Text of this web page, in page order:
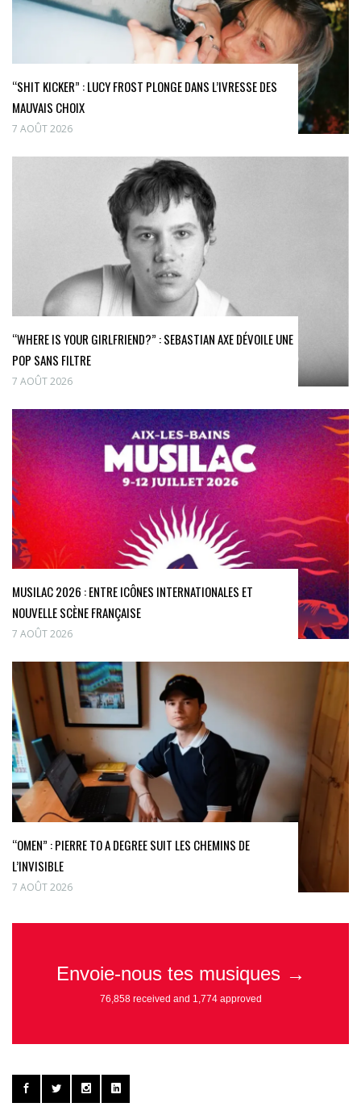
“SHIT KICKER” : LUCY FROST PLONGE DANS L’IVRESSE DES
MAUVAIS CHOIX
7 AOÛT 2026
“WHERE IS YOUR GIRLFRIEND?” : SEBASTIAN AXE DÉVOILE UNE
POP SANS FILTRE
7 AOÛT 2026
MUSILAC 2026 : ENTRE ICÔNES INTERNATIONALES ET
NOUVELLE SCÈNE FRANÇAISE
7 AOÛT 2026
“OMEN” : PIERRE TO A DEGREE SUIT LES CHEMINS DE
L’INVISIBLE
7 AOÛT 2026